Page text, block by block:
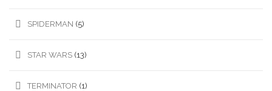
SPIDERMAN (5)
STAR WARS (13)
TERMINATOR (1)